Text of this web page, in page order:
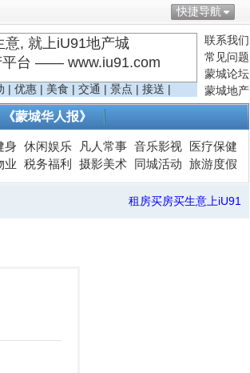
快捷导航
联系我们
常见问题
蒙城论坛
蒙城地产
意, 就上iU91地产城
平台 —— www.iu91.com
| 优惠 | 美食 | 交通 | 景点 | 接送 |
《蒙城华人报》
身 休闲娱乐 凡人常事 音乐影视
医疗保健
业 税务福利 摄影美术 同城活动 旅游度假
租房买房买生意上iU91